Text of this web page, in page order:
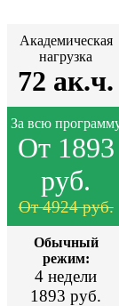
Академическая
нагрузка
72 ак.ч.
За всю
От 1893
руб.
От 4924 руб.
Обычный
режим:
4 недели
1893 руб.